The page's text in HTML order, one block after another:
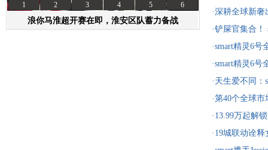
浪你马淮超开赛在即，淮安区队蓄力备战
1 2 3 4 5 6
火“开运搭子”
·深耕全球新
扩展至41个国
·铲屎官集合
前滩太古里
·smart精灵6
杆
·smart精灵6
杆
·天生爱不同
瞻 精灵6号将
·第40个全球
入哥斯达黎加
·13.99万起解
重礼遇，助你
·19城联动诠